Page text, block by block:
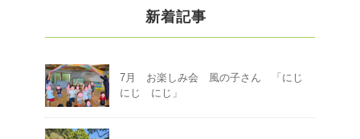
新着記事
7月 お楽しみ会 風の子さん 「にじ
にじ にじ」